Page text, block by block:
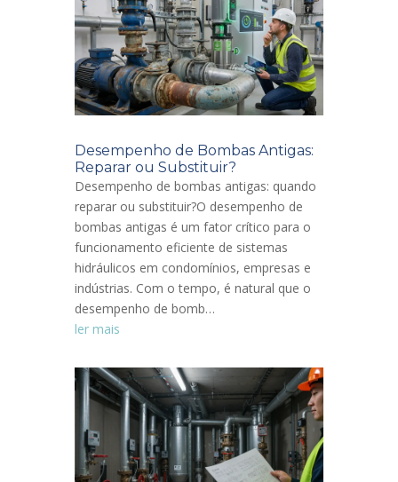
Desempenho de Bombas Antigas:
Reparar ou Substituir?
Desempenho de bombas antigas: quando
reparar ou substituir?O desempenho de
bombas antigas é um fator crítico para o
funcionamento eficiente de sistemas
hidráulicos em condomínios, empresas e
indústrias. Com o tempo, é natural que o
desempenho de bomb…
ler mais